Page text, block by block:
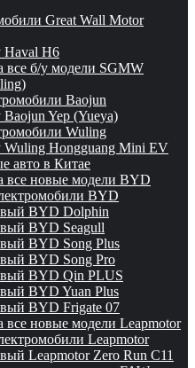
Great Wall Motor
Haval H6
все б/у модели SGMW
Baojun
Baojun Yep (Yueya)
Wuling
Wuling Hongguang Mini EV
авто в Китае
все новые модели BYD
BYD
BYD Dolphin
BYD Seagull
BYD Song Plus
BYD Song Pro
BYD Qin PLUS
BYD Yuan Plus
BYD Frigate 07
все новые модели Leapmotor
Leapmotor
Leapmotor Zero Run C11